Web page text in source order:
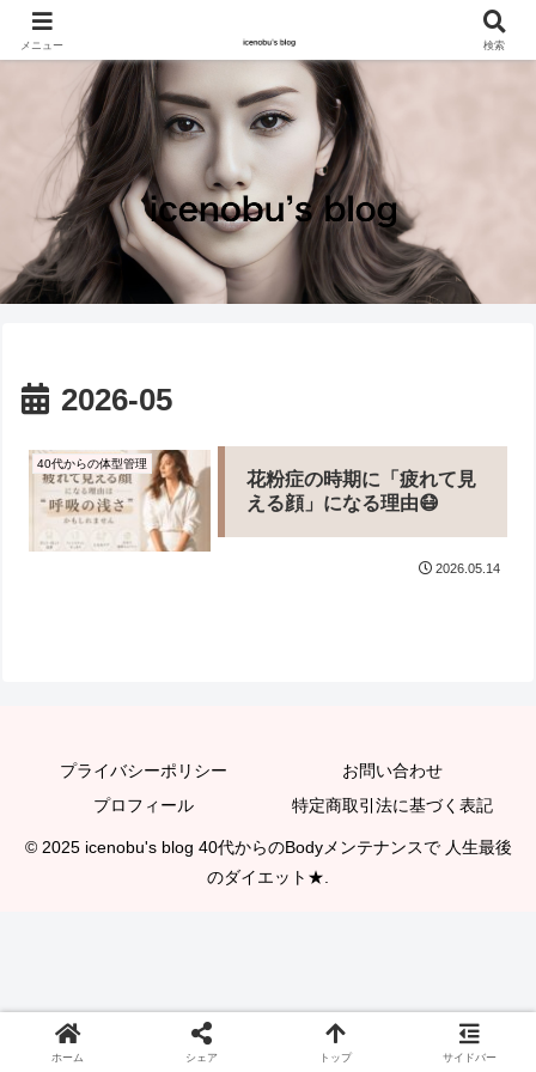
2026-05
40代からの体型管理
花粉症の時期に「疲れて見
える顔」になる理由😷
2026.05.14
プライバシーポリシー
お問い合わせ
プロフィール
特定商取引法に基づく表記
© 2025 icenobu's blog 40代からのBodyメンテナンスで 人生最後
のダイエット★.
メニュー 検索
ホーム シェア トップ サイドバー